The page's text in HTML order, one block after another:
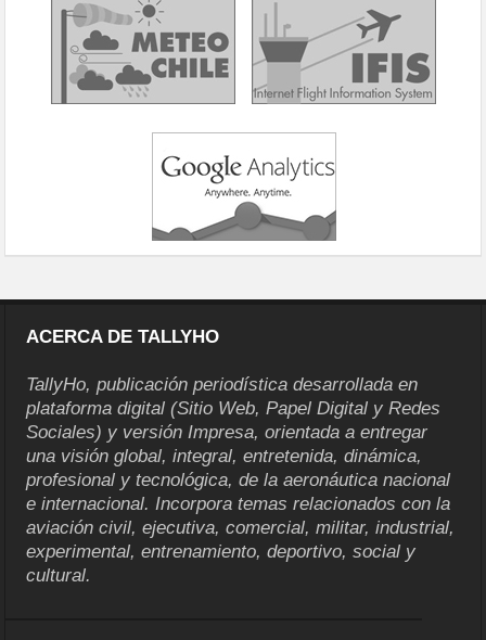
ACERCA DE TALLYHO
TallyHo, publicación periodística desarrollada en
plataforma digital (Sitio Web, Papel Digital y Redes
Sociales) y versión Impresa, orientada a entregar
una visión global, integral, entretenida, dinámica,
profesional y tecnológica, de la aeronáutica nacional
e internacional. Incorpora temas relacionados con la
aviación civil, ejecutiva, comercial, militar, industrial,
experimental, entrenamiento, deportivo, social y
cultural.